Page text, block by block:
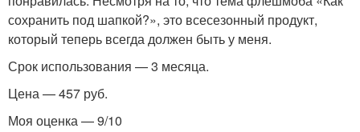
сохранить под шапкой?», это всесезонный продукт,
который теперь всегда должен быть у меня.
Срок использования — 3 месяца.
Цена — 457 руб.
Моя оценка — 9/10